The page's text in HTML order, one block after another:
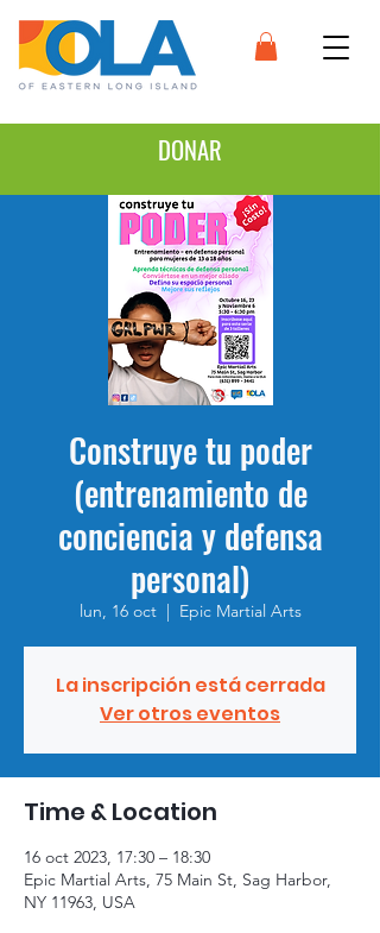
DONAR
Construye tu poder
(entrenamiento de
conciencia y defensa
personal)
lun, 16 oct
  |
Epic Martial Arts
La inscripción está cerrada
Ver otros eventos
Time & Location
16 oct 2023, 17:30 – 18:30
Epic Martial Arts, 75 Main St, Sag Harbor,
NY 11963, USA